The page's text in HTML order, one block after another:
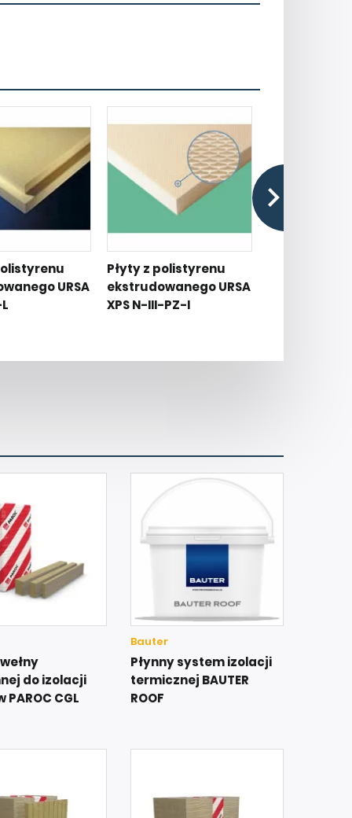
URSA
Płyty z polistyrenu
ekstrudowanego URSA
XPS N-III-PZ-I
do izolacji
CGL
Bauter
Płynny system izolacji
termicznej BAUTER
ROOF